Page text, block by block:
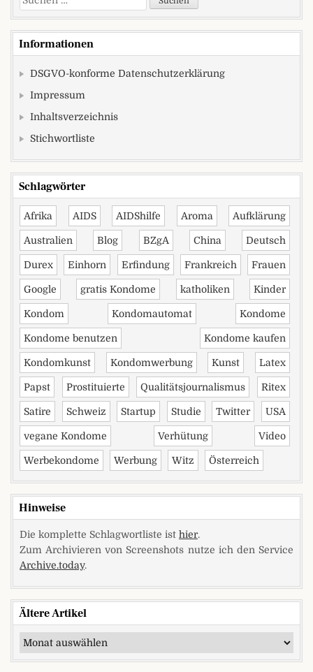
Informationen
DSGVO-konforme Datenschutzerklärung
Impressum
Inhaltsverzeichnis
Stichwortliste
Schlagwörter
Afrika AIDS AIDShilfe Aroma Aufklärung
Australien Blog BZgA China Deutsch
Durex Einhorn Erfindung Frankreich Frauen
Google gratis Kondome katholiken Kinder
Kondom Kondomautomat Kondome
Kondome benutzen Kondome kaufen
Kondomkunst Kondomwerbung Kunst Latex
Papst Prostituierte Qualitätsjournalismus Ritex
Satire Schweiz Startup Studie Twitter USA
vegane Kondome Verhütung Video
Werbekondome Werbung Witz Österreich
Hinweise
Die komplette Schlagwortliste ist hier.
Zum Archivieren von Screenshots nutze ich den Service
Archive.today.
Ältere Artikel
Ältere Artikel